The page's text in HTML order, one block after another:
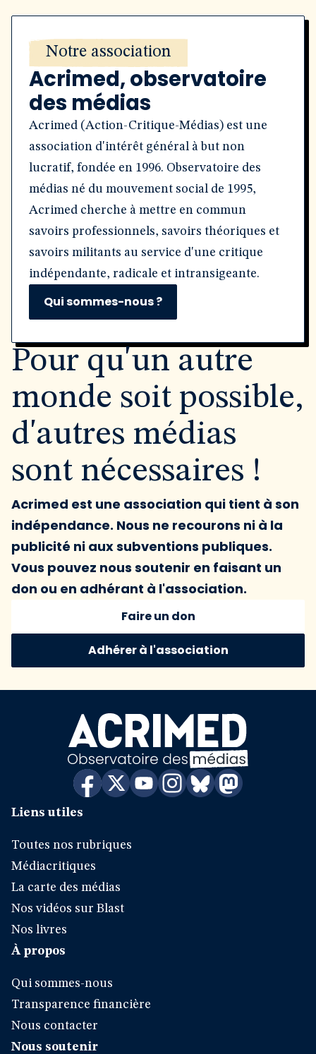
Notre association
Acrimed, observatoire
des médias
Acrimed (Action-Critique-Médias) est une
association d'intérêt général à but non
lucratif, fondée en 1996. Observatoire des
médias né du mouvement social de 1995,
Acrimed cherche à mettre en commun
savoirs professionnels, savoirs théoriques et
savoirs militants au service d'une critique
indépendante, radicale et intransigeante.
Qui sommes-nous ?
Pour qu'un autre
monde soit possible,
d'autres médias
sont nécessaires !
Acrimed est une association qui tient à son
indépendance. Nous ne recourons ni à la
publicité ni aux subventions publiques.
Vous pouvez nous soutenir en faisant un
don ou en adhérant à l'association.
Faire un don
Adhérer à l'association
Liens utiles
Toutes nos rubriques
Médiacritiques
La carte des médias
Nos vidéos sur Blast
Nos livres
À propos
Qui sommes-nous
Transparence financière
Nous contacter
Nous soutenir